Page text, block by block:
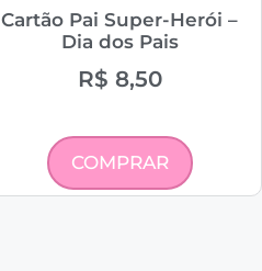
Cartão Pai Super-Herói –
Dia dos Pais
R$ 8,50
COMPRAR